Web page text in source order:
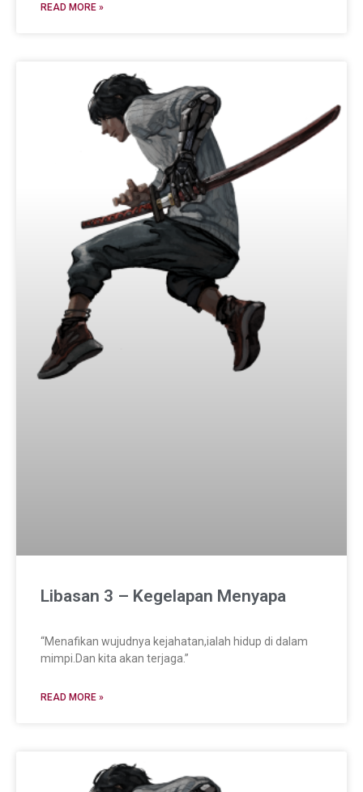
READ MORE »
Libasan 3 – Kegelapan Menyapa
“Menafikan wujudnya kejahatan,ialah hidup di dalam
mimpi.Dan kita akan terjaga.”
READ MORE »